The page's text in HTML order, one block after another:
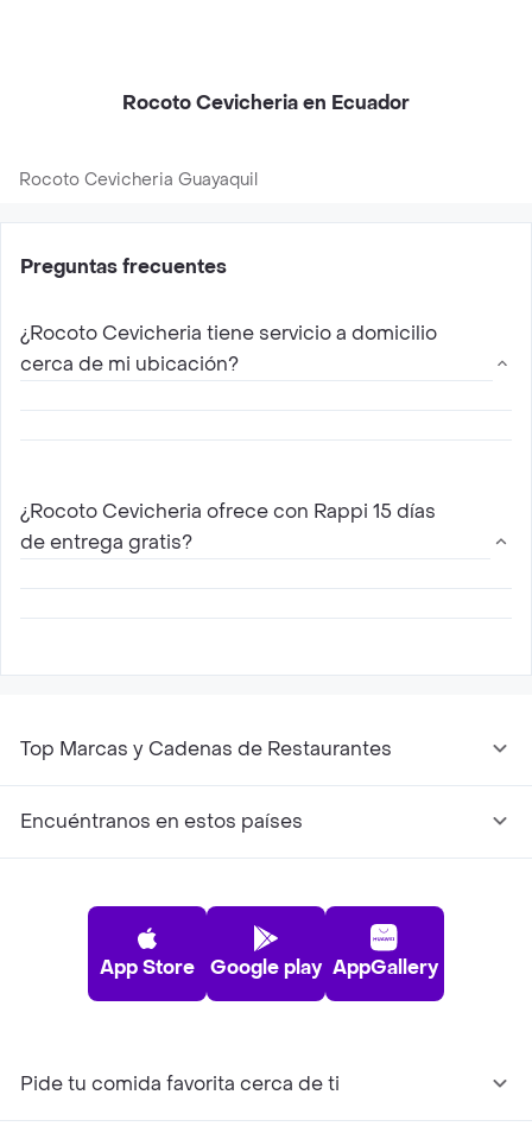
Rocoto Cevicheria en Ecuador
Rocoto Cevicheria Guayaquil
Preguntas frecuentes
¿Rocoto Cevicheria tiene servicio a domicilio
cerca de mi ubicación?
con Rappi. Solo elige tu restaurante de Rocoto
Cevicheria mas cercano, escoge entre las
diferentes opciones de menú que ofrece ,
agregalas al carrito y paga online
¿Rocoto Cevicheria ofrece con Rappi 15 días
de entrega gratis?
15 días de entrega gratis con Rocoto
Top Marcas y Cadenas de Restaurantes
Encuéntranos en estos países
App Store Google play AppGallery
Pide tu comida favorita cerca de ti